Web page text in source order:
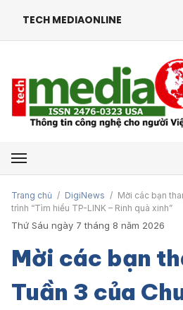
TECH MEDIAONLINE
Mở menu
Trang chủ / DigiNews / Mời các bạn
trình “Tìm hiểu TP-LINK – Rinh quà xinh”
Thứ Sáu ngày 7 tháng 8 năm 2026
Mời các bạn
Tuần 3 của